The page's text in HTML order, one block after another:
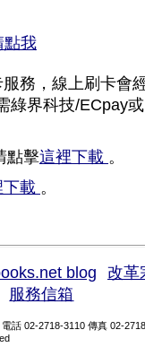
點我
務，線上刷卡會
綠界科技/ECpay或
點擊這裡下載 。
下載 。
blog
改革
服務信箱
話 02-2718-3110 傳真 02-